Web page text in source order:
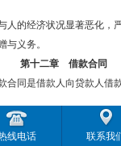
人的经济状况显著恶化，
与义务。
第十二章 借款合同
合同是借款人向贷款人借
款合同采用书面形式，但自
线电话 联系我